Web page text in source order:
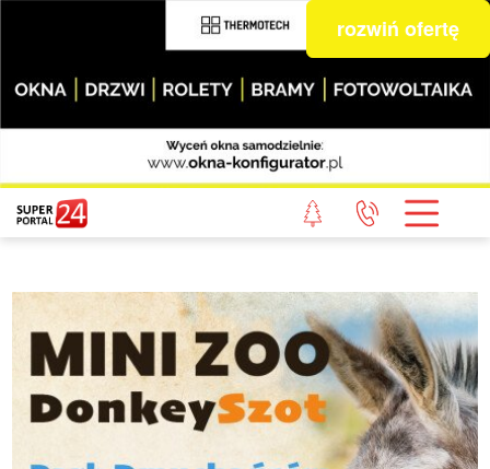
rozwiń ofertę
STRONA GŁÓWNA
POWIAT GRYFICKI
WIADOMOŚCI Z LASU
STUDIO SUPERPORTALU
KONTAKT
REDAKCJA